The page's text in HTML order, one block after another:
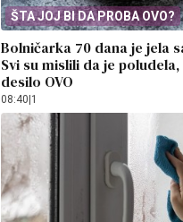
ŠTA JOJ BI DA PROBA OVO?
Bolničarka 70 dana je jela
Svi su mislili da je
desilo OVO
08:40 1